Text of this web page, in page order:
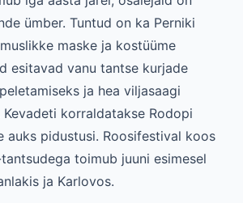
ümber. Tuntud on ka Perniki
maske ja kostüüme
esitavad vanu tantse kurjade
ja hea viljasaagi
korraldatakse Rodopi
auks pidustusi. Roosifestival koos
toimub juuni esimesel
ja Karlovos.